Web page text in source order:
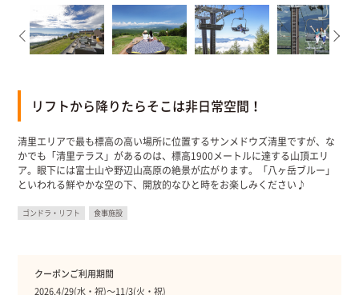
リフトから降りたらそこは非日常空間！
清里エリアで最も標高の高い場所に位置するサンメドウズ清里ですが、な
かでも「清里テラス」があるのは、標高1900メートルに達する山頂エリ
ア。眼下には富士山や野辺山高原の絶景が広がります。「八ヶ岳ブルー」
といわれる鮮やかな空の下、開放的なひと時をお楽しみください♪
ゴンドラ・リフト 食事施設
クーポンご利用期間
2026.4/29(水・祝)〜11/3(火・祝)